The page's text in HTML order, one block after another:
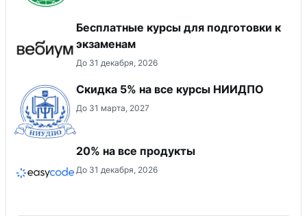
Бесплатные курсы для подготовки к
экзаменам
До 31 декабря, 2026
Скидка 5% на все курсы НИИДПО
До 31 марта, 2027
20% на все продукты
До 31 декабря, 2026